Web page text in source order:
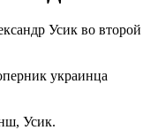
Усик во второй
украинца
Усик.